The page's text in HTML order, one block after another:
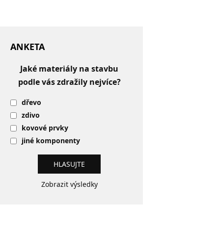
ANKETA
Jaké materiály na stavbu
podle vás zdražily nejvíce?
dřevo
zdivo
kovové prvky
jiné komponenty
Zobrazit výsledky